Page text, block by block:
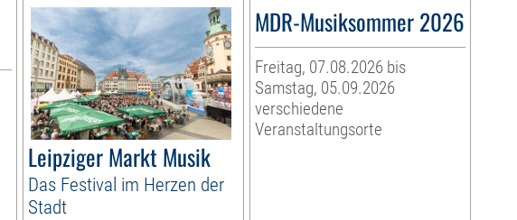
Leipziger Markt Musik
Das Festival im Herzen der
Stadt
MDR-Musiksommer 2026
Freitag, 07.08.2026 bis
Samstag, 05.09.2026
verschiedene
Veranstaltungsorte